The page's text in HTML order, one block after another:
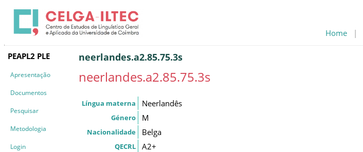
Home |
PEAPL2 PLE
Apresentação
Documentos
Pesquisar
Metodologia
Login
neerlandes.a2.85.75.3s
neerlandes.a2.85.75.3s
Língua materna Neerlandês
Género M
Nacionalidade Belga
QECRL
A2+